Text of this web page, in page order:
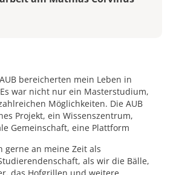
bereicherten mein Leben in
war nicht nur ein Masterstudium,
Möglichkeiten. Die AUB
Projekt, ein Wissenszentrum,
Gemeinschaft, eine Plattform
gerne an meine Zeit als
als wir die Bälle,